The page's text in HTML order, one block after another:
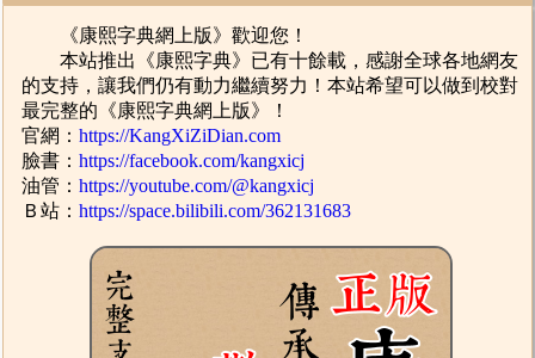
《康熙字典網上版》歡迎您！
本站推出《康熙字典》已有十餘載，感謝全球各地網友
的支持，讓我們仍有動力繼續努力！本站希望可以做到校對
最完整的《康熙字典網上版》！
官網：https://KangXiZiDian.com
臉書：https://facebook.com/kangxicj
油管：https://youtube.com/@kangxicj
Ｂ站：https://space.bilibili.com/362131683